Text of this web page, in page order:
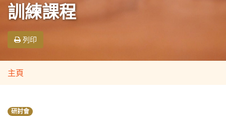
訓練課程
列印
主頁
研討會